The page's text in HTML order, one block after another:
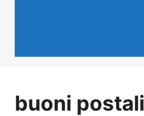
buoni postali